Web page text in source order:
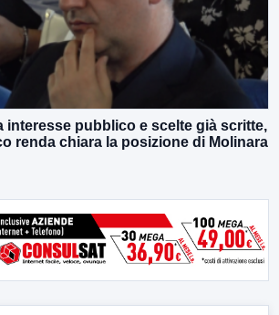
interesse pubblico e scelte già scritte,
renda chiara la posizione di Molinara